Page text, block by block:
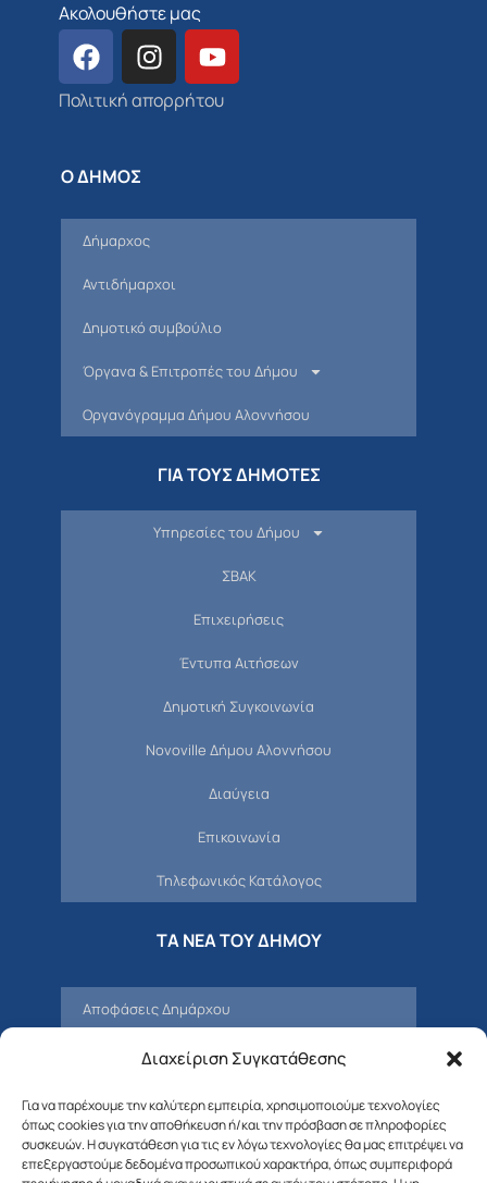
Διαχείριση Συγκατάθεσης
Για να παρέχουμε την καλύτερη εμπειρία, χρησιμοποιούμε τεχνολογίες
όπως cookies για την αποθήκευση ή/και την πρόσβαση σε πληροφορίες
συσκευών. Η συγκατάθεση για τις εν λόγω τεχνολογίες θα μας επιτρέψει να
επεξεργαστούμε δεδομένα προσωπικού χαρακτήρα, όπως συμπεριφορά
Ακολουθήστε μας
Πολιτική απορρήτου
Ο ΔΗΜΟΣ
Δήμαρχος
Αντιδήμαρχοι
Δημοτικό συμβούλιο
Όργανα & Επιτροπές του Δήμου
Οργανόγραμμα Δήμου Αλοννήσου
ΓΙΑ ΤΟΥΣ ΔΗΜΟΤΕΣ
Υπηρεσίες του Δήμου
ΣΒΑΚ
Επιχειρήσεις
Έντυπα Αιτήσεων
Δημοτική Συγκοινωνία
Novoville Δήμου Αλοννήσου
Διαύγεια
Επικοινωνία
Τηλεφωνικός Κατάλογος
ΤΑ ΝΕΑ ΤΟΥ ΔΗΜΟΥ
Αποφάσεις Δημάρχου
Προσκλήσεις – Αποφάσεις Δημοτικού
Δελτία Τύπου – Νέα – Ανακοινώσεις
Δημοτική Επιτροπή